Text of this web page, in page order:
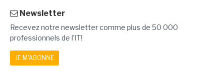
Newsletter
Recevez notre newsletter comme plus de 50 000
professionnels de l'IT!
JE M'ABONNE